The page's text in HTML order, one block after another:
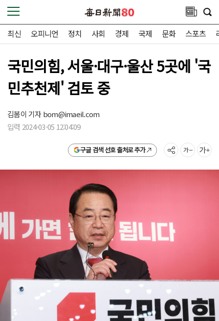
최신 오피니언 정치 사회 경제 국제 문화 스포츠
국민의힘, 서울·대구·울산 5곳에 '국
민추천제' 검토 중
김봄이 기자bom@imaeil.com
입력 2024-03-05 12:04:09
구글 검색 선호 출처로 추가